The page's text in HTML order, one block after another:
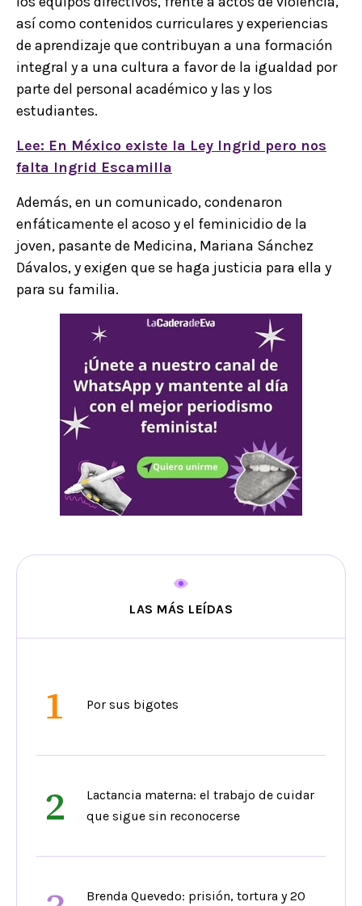
así como contenidos curriculares y experiencias
de aprendizaje que contribuyan a una formación
integral y a una cultura a favor de la igualdad por
parte del personal académico y las y los
estudiantes.
Lee: En México existe la Ley Ingrid pero nos
falta Ingrid Escamilla
Además, en un comunicado, condenaron
enfáticamente el acoso y el feminicidio de la
joven, pasante de Medicina, Mariana Sánchez
Dávalos, y exigen que se haga justicia para ella y
para su familia.
LAS MÁS LEÍDAS
1 Por sus bigotes
2
Lactancia materna: el trabajo de cuidar
que sigue sin reconocerse
Brenda Quevedo: prisión, tortura y 20